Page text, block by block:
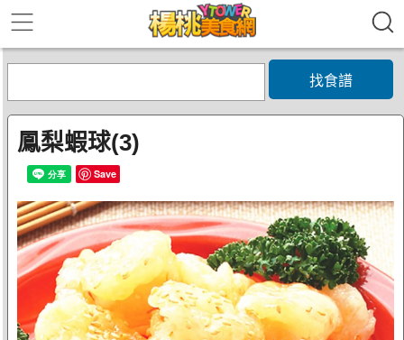
找食譜
鳳梨蝦球(3)
Save